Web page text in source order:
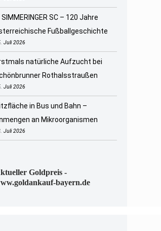
SIMMERINGER SC – 120 Jahre
Fußballgeschichte
Juli 2026
natürliche Aufzucht bei
Rothalsstraußen
Juli 2026
in Bus und Bahn –
an Mikroorganismen
Juli 2026
Goldpreis -
bayern.de